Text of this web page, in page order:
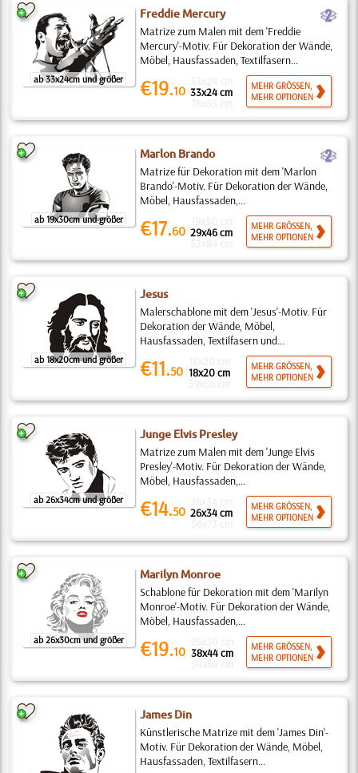
ab 33x24cm und größer
Freddie Mercury b
Matrize zum Malen mit dem 'Freddie
Mercury'-Motiv. Für Dekoration der Wände,
Möbel, Hausfassaden, Textilfasern...
€19.10 33x24 cm
MEHR GRÖSSEN,
MEHR OPTIONEN
ab 19x30cm und größer
Marlon Brando b
Matrize für Dekoration mit dem 'Marlon
Brando'-Motiv. Für Dekoration der Wände,
Möbel, Hausfassaden,...
€17.60 29x46 cm
MEHR GRÖSSEN,
MEHR OPTIONEN
ab 18x20cm und größer
Jesus
Malerschablone mit dem 'Jesus'-Motiv. Für
Dekoration der Wände, Möbel,
Hausfassaden, Textilfasern und...
€11.50 18x20 cm
MEHR GRÖSSEN,
MEHR OPTIONEN
ab 26x34cm und größer
Junge Elvis Presley
Matrize zum Malen mit dem 'Junge Elvis
Presley'-Motiv. Für Dekoration der Wände,
Möbel, Hausfassaden,...
€14.50 26x34 cm
MEHR GRÖSSEN,
MEHR OPTIONEN
ab 26x30cm und größer
Marilyn Monroe
Schablone für Dekoration mit dem 'Marilyn
Monroe'-Motiv. Für Dekoration der Wände,
Möbel, Hausfassaden,...
€19.10 38x44 cm
MEHR GRÖSSEN,
MEHR OPTIONEN
James Din
Künstlerische Matrize mit dem 'James Din'-
Motiv. Für Dekoration der Wände, Möbel,
Hausfassaden, Textilfasern...